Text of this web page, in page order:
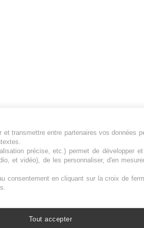
nous
transmettre entre partenaires vos données
précise, etc.) permet de développer
et vidéo), de les personnaliser, d'en
en cliquant sur la croix de
Tout accepter